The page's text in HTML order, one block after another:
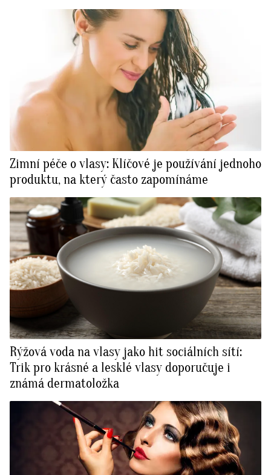
Zimní péče o vlasy: Klíčové je používání jednoho
produktu, na který často zapomínáme
Rýžová voda na vlasy jako hit sociálních sítí:
Trik pro krásné a lesklé vlasy doporučuje i
známá dermatoložka